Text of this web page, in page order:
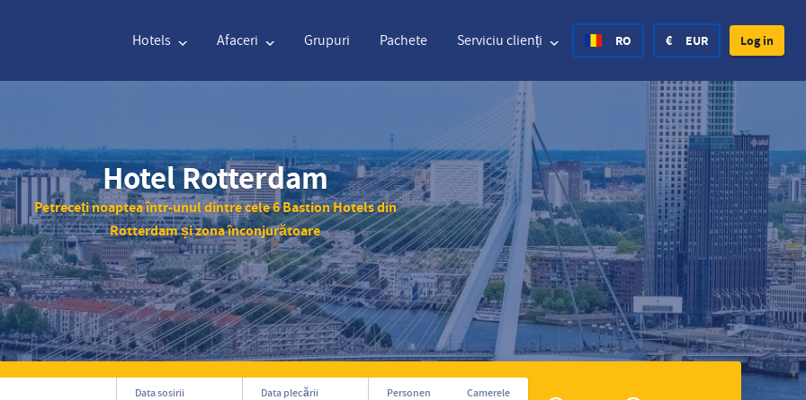
Hotels Afaceri Grupuri Pachete Serviciu clienți RO
Germană
Engleză Olanda Germană
Franceză Italiană Spaniolă
Poloneză Portugheză Croat
Suedez Danez Finlandeză
Greacă Norvegian Cehia
€ EUR
United States Dollar British Pound
€ Euro $ United States Dollar £ British Pound
CAD Canadian Dollar DKK Danish Krone Rs. India Rupee
NZD New Zealand Dollar NOK Norway Krone zł Poland Zloty
Kč Czech Koruna SEK Sweden Krona Switzerland Franc
Log in
Hotel Rotterdam
Petreceți noaptea într-unul dintre cele 6 Bastion Hotels din
Rotterdam și zona înconjurătoare
Data sosirii Data plecării Personen Camerele